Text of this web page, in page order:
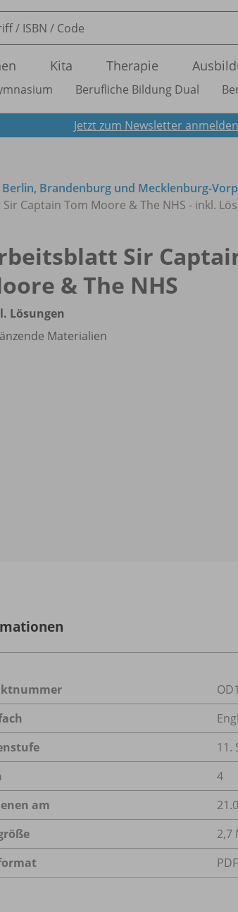
Kita Therapie
Berufliche Bildung Dual
Jetzt zum Newsletter
Brandenburg und Mecklenburg-
Captain Tom Moore & The NHS - inkl.
Sir
& The NHS
Lösungen
Materialien
11.
4
am
2,7